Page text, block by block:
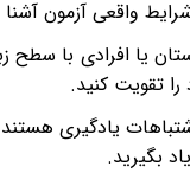
واقعی آزمون
یا افرادی با سطح
تقویت کنید.
یادگیری
بگیرید.